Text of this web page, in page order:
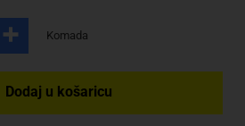
Komada
Dodaj u košaricu